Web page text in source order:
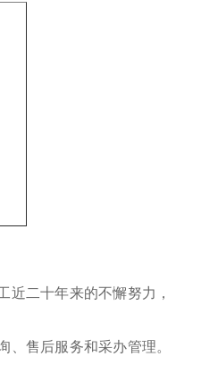
近二十年来的不懈努力，
售后服务和采办管理。